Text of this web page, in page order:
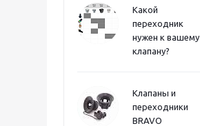
Какой
переходник
нужен к вашему
клапану?
Клапаны и
переходники
BRAVO